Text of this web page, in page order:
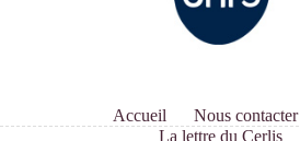
Accueil Nous contacter
La lettre du Cerlis